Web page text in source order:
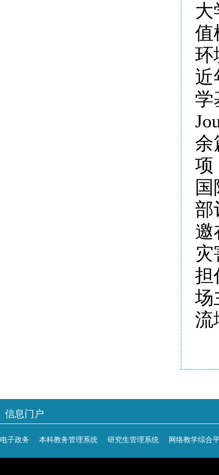
大
值
环
近
学
余
项
部
邀
担
场
流
信息门户
电子政务 本科教务管理系统 研究生管理系统 网络教学综合